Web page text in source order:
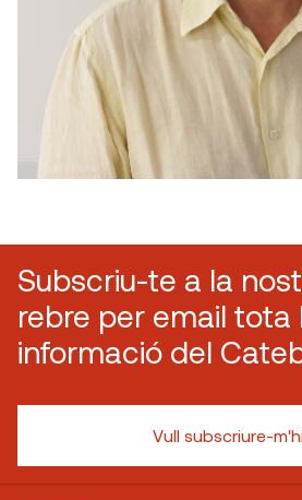
Subscriu-te a la
rebre per email tota
informació del
Vull subscriure-m'hi